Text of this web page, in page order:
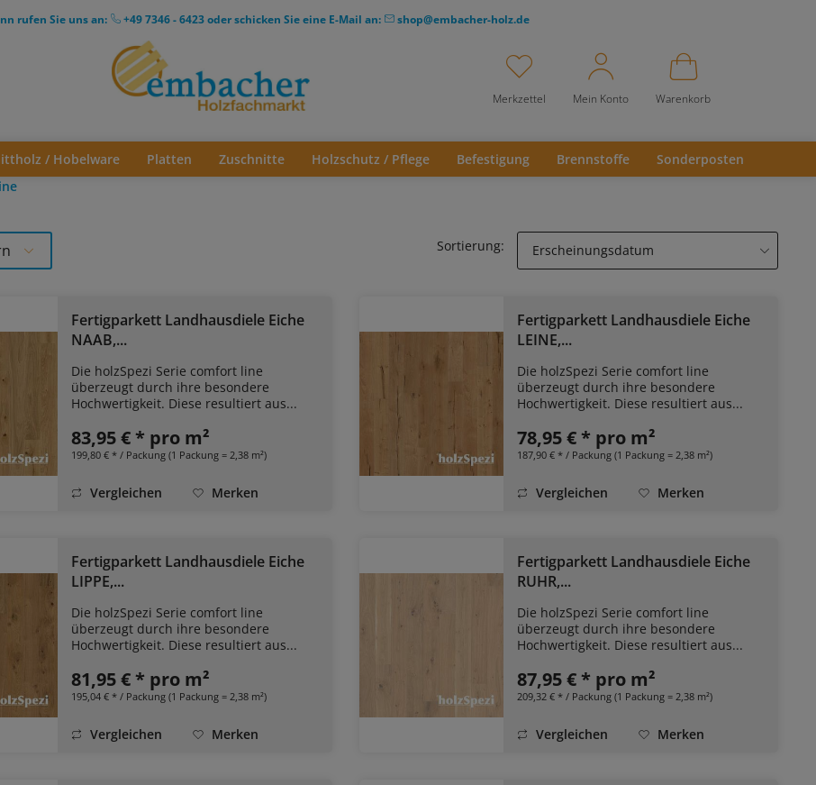
rufen Sie uns an: +49 7346 - 6423oder schicken Sie eine E-Mail an: shop@embacher-holz.de
Merkzettel Mein Konto Warenkorb
/ Hobelware Platten Zuschnitte Holzschutz / Pflege Befestigung Brennstoffe
Sonderposten
Sortierung:
Fertigparkett Landhausdiele Eiche
NAAB,...
Die holzSpezi Serie comfort line
überzeugt durch ihre besondere
Hochwertigkeit. Diese resultiert aus...
83,95 € * pro m²
199,80 € * / Packung (1 Packung = 2,38 m²)
Vergleichen Merken
Fertigparkett Landhausdiele Eiche
LEINE,...
Die holzSpezi Serie comfort line
überzeugt durch ihre besondere
Hochwertigkeit. Diese resultiert aus...
78,95 € * pro m²
187,90 € * / Packung (1 Packung = 2,38 m²)
Vergleichen Merken
Fertigparkett Landhausdiele Eiche
LIPPE,...
Die holzSpezi Serie comfort line
überzeugt durch ihre besondere
Hochwertigkeit. Diese resultiert aus...
81,95 € * pro m²
195,04 € * / Packung (1 Packung = 2,38 m²)
Vergleichen Merken
Fertigparkett Landhausdiele Eiche
RUHR,...
Die holzSpezi Serie comfort line
überzeugt durch ihre besondere
Hochwertigkeit. Diese resultiert aus...
87,95 € * pro m²
209,32 € * / Packung (1 Packung = 2,38 m²)
Vergleichen Merken